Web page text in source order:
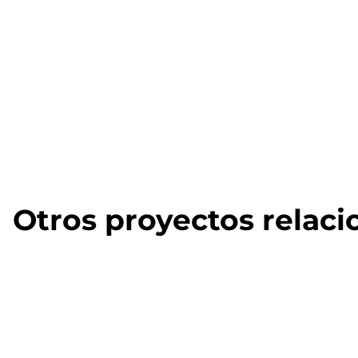
Otros proyectos